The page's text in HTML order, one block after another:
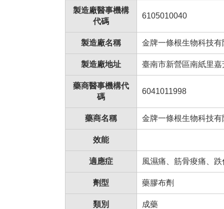
製造廠醫事機構
代碼
6105010040
製造廠名稱 金牌一條根生物科技有
製造廠地址 臺南市新營區南紙里
藥商醫事機構代
碼
6041011998
藥商名稱 金牌一條根生物科技有
效能
適應症 風濕痛、筋骨痠痛、
劑型 藥膠布劑
類別 成藥